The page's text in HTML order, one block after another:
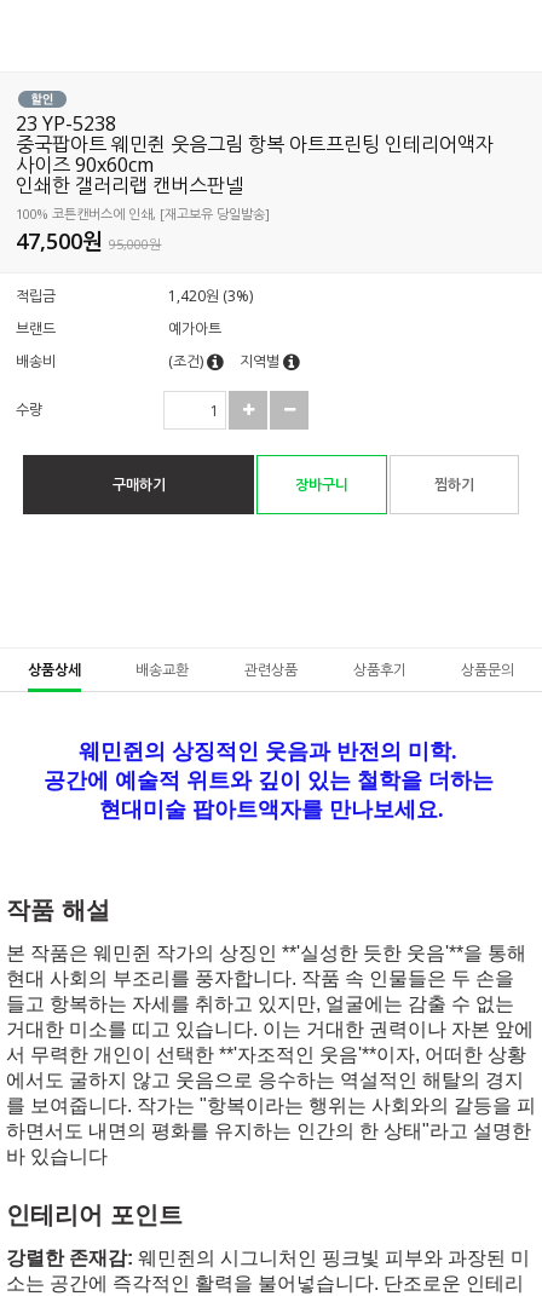
23 YP-5238
중국팝아트 웨민쥔 웃음그림 항복 아트프린팅 인테리어액자
사이즈 90x60cm
인쇄한 갤러리랩 캔버스판넬
100% 코튼캔버스에 인쇄, [재고보유 당일발송]
47,500원95,000원
적립금
1,420원 (3%)
브랜드
예가아트
배송비
(조건) 지역별
수량
구매하기 장바구니 찜하기
상품상세 배송교환 관련상품 상품후기 상품문의
웨민쥔의 상징적인 웃음과 반전의 미학.
공간에 예술적 위트와 깊이 있는 철학을 더하는
현대미술 팝아트액자를 만나보세요.
작품 해설
본 작품은 웨민쥔 작가의 상징인 **'실성한 듯한 웃음'**을 통해
현대 사회의 부조리를 풍자합니다. 작품 속 인물들은 두 손을
들고 항복하는 자세를 취하고 있지만, 얼굴에는 감출 수 없는
거대한 미소를 띠고 있습니다. 이는 거대한 권력이나 자본 앞에
서 무력한 개인이 선택한 **'자조적인 웃음'**이자, 어떠한 상황
에서도 굴하지 않고 웃음으로 응수하는 역설적인 해탈의 경지
를 보여줍니다. 작가는 "항복이라는 행위는 사회와의 갈등을 피
하면서도 내면의 평화를 유지하는 인간의 한 상태"라고 설명한
바 있습니다
인테리어 포인트
강렬한 존재감: 웨민쥔의 시그니처인 핑크빛 피부와 과장된 미
소는 공간에 즉각적인 활력을 불어넣습니다. 단조로운 인테리